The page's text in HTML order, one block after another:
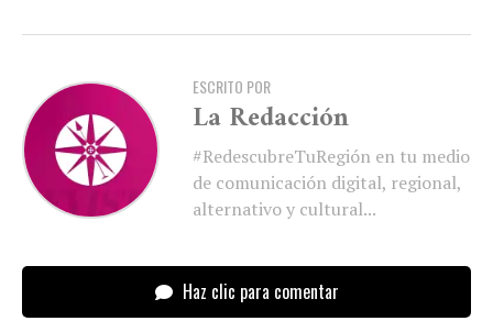
ESCRITO POR
La Redacción
#RedescubreTuRegión en tu medio
de comunicación digital, regional,
alternativo y cultural...
Haz clic para comentar